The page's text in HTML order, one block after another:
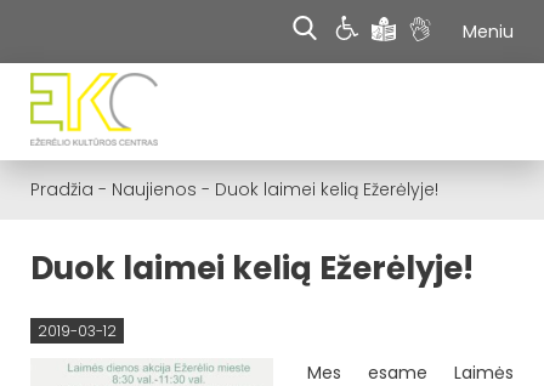
Meniu
Pradžia - Naujienos - Duok laimei kelią Ežerėlyje!
Duok laimei kelią Ežerėlyje!
2019-03-12
Mes esame Laimės